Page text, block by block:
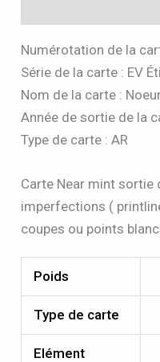
Numérotation de la
Série de la carte : EV
Nom de la carte :
Année de sortie de la
Type de carte : AR
Carte Near mint sortie
imperfections (
coupes ou points
Poids
Type de carte
Elément